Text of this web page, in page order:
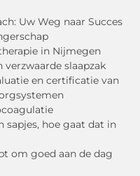
Uw Weg naar Succes
in Nijmegen
slaapzak
en certificatie van
sapjes, hoe gaat dat in
om goed aan de dag